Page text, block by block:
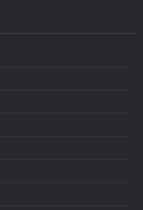
সংক্রমণ, স্বাস্থ্যবিধিতে উদাসীনতা